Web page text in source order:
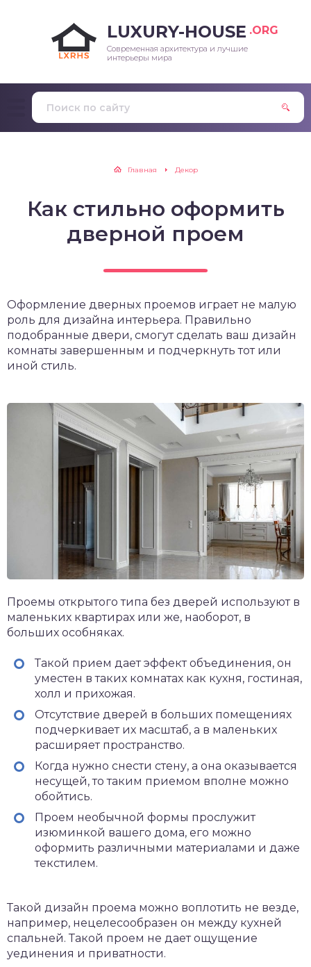
LUXURY-HOUSE .ORG
Современная архитектура и лучшие
интерьеры мира
Главная Декор
Как стильно оформить
дверной проем
Оформление дверных проемов играет не малую
роль для дизайна интерьера. Правильно
подобранные двери, смогут сделать ваш дизайн
комнаты завершенным и подчеркнуть тот или
иной стиль.
Проемы открытого типа без дверей используют в
маленьких квартирах или же, наоборот, в
больших особняках.
Такой прием дает эффект объединения, он
уместен в таких комнатах как кухня, гостиная,
холл и прихожая.
Отсутствие дверей в больших помещениях
подчеркивает их масштаб, а в маленьких
расширяет пространство.
Когда нужно снести стену, а она оказывается
несущей, то таким приемом вполне можно
обойтись.
Проем необычной формы прослужит
изюминкой вашего дома, его можно
оформить различными материалами и даже
текстилем.
Такой дизайн проема можно воплотить не везде,
например, нецелесообразен он между кухней
спальней. Такой проем не дает ощущение
уединения и приватности.